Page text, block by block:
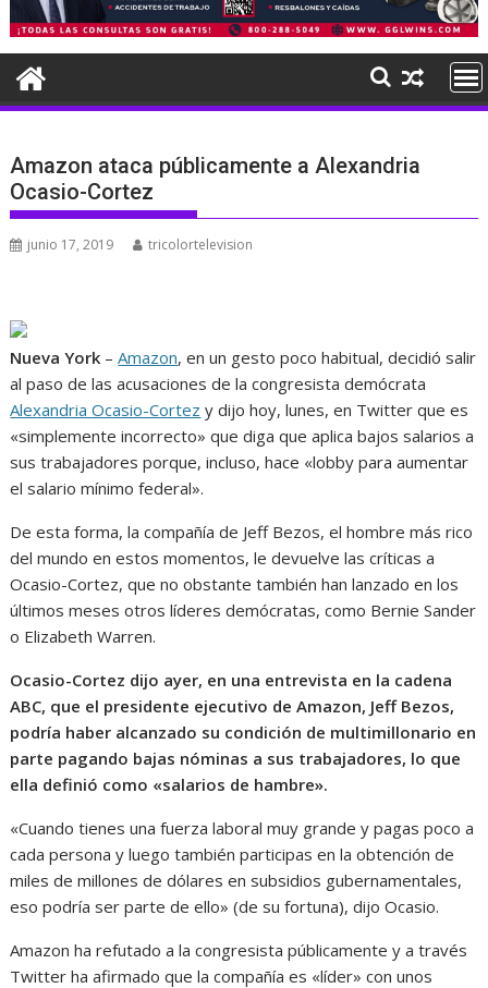
Amazon ataca públicamente a Alexandria
Ocasio-Cortez
junio 17, 2019 tricolortelevision
Nueva York –Amazon, en un gesto poco habitual, decidió salir
al paso de las acusaciones de la congresista demócrata
Alexandria Ocasio-Cortez y dijo hoy, lunes, en Twitter que es
«simplemente incorrecto» que diga que aplica bajos salarios a
sus trabajadores porque, incluso, hace «lobby para aumentar
el salario mínimo federal».
De esta forma, la compañía de Jeff Bezos, el hombre más rico
del mundo en estos momentos, le devuelve las críticas a
Ocasio-Cortez, que no obstante también han lanzado en los
últimos meses otros líderes demócratas, como Bernie Sander
o Elizabeth Warren.
Ocasio-Cortez dijo ayer, en una entrevista en la cadena
ABC, que el presidente ejecutivo de Amazon, Jeff Bezos,
podría haber alcanzado su condición de multimillonario en
parte pagando bajas nóminas a sus trabajadores, lo que
ella definió como «salarios de hambre».
«Cuando tienes una fuerza laboral muy grande y pagas poco a
cada persona y luego también participas en la obtención de
miles de millones de dólares en subsidios gubernamentales,
eso podría ser parte de ello» (de su fortuna), dijo Ocasio.
Amazon ha refutado a la congresista públicamente y a través
Twitter ha afirmado que la compañía es «líder» con unos